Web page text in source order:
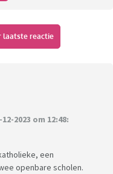
keus heeft plek is.
laatste reactie
2023 om 12:48:
een
openbare scholen.